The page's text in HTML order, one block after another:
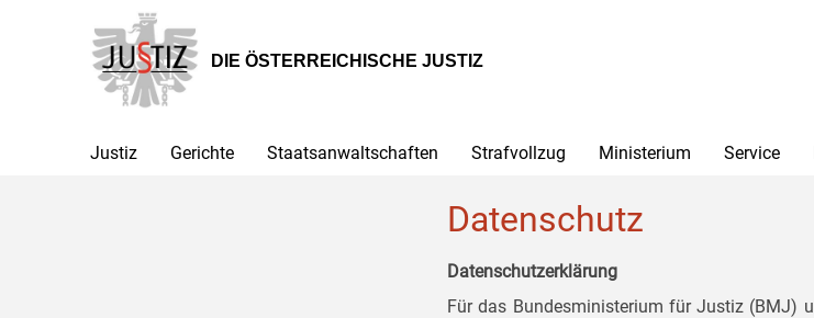
Hauptnavigation
[1]
Inhalt
[2]
Untermenü
[3]
DIE ÖSTERREICHISCHE JUSTIZ
Justiz Gerichte Staatsanwaltschaften Strafvollzug Ministerium Service
Datenschutz
Datenschutzerklärung
Für das Bundesministerium für Justiz (BMJ)